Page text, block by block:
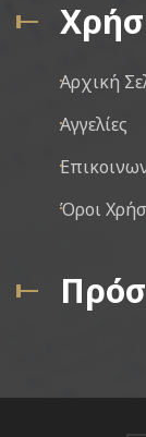
Αρχική
Αγγελίες
Όροι